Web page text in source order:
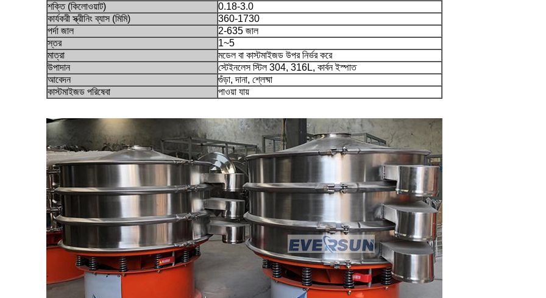
শক্তি (কিলোওয়াট)
0.18-3.0
কার্যকরী স্ক্রীনিং ব্যাস (মিমি)
360-1730
পর্দা জাল
2-635 জাল
স্তর
1~5
মাত্রা
মডেল বা কাস্টমাইজড উপর নির্ভর করে
উপাদান
স্টেইনলেস স্টিল 304, 316L, কার্বন ইস্পাত
আবেদন
গুঁড়া, দানা, শ্লেষ্মা
কাস্টমাইজড পরিষেবা
পাওয়া যায়